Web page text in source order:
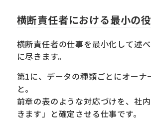
横断責任者における最小の
横断責任者の仕事を最小化して述
に尽きます。
第1に、データの種類ごとにオーナ
と。
前章の表のような対応づけを、社
きます」と確定させる仕事です。